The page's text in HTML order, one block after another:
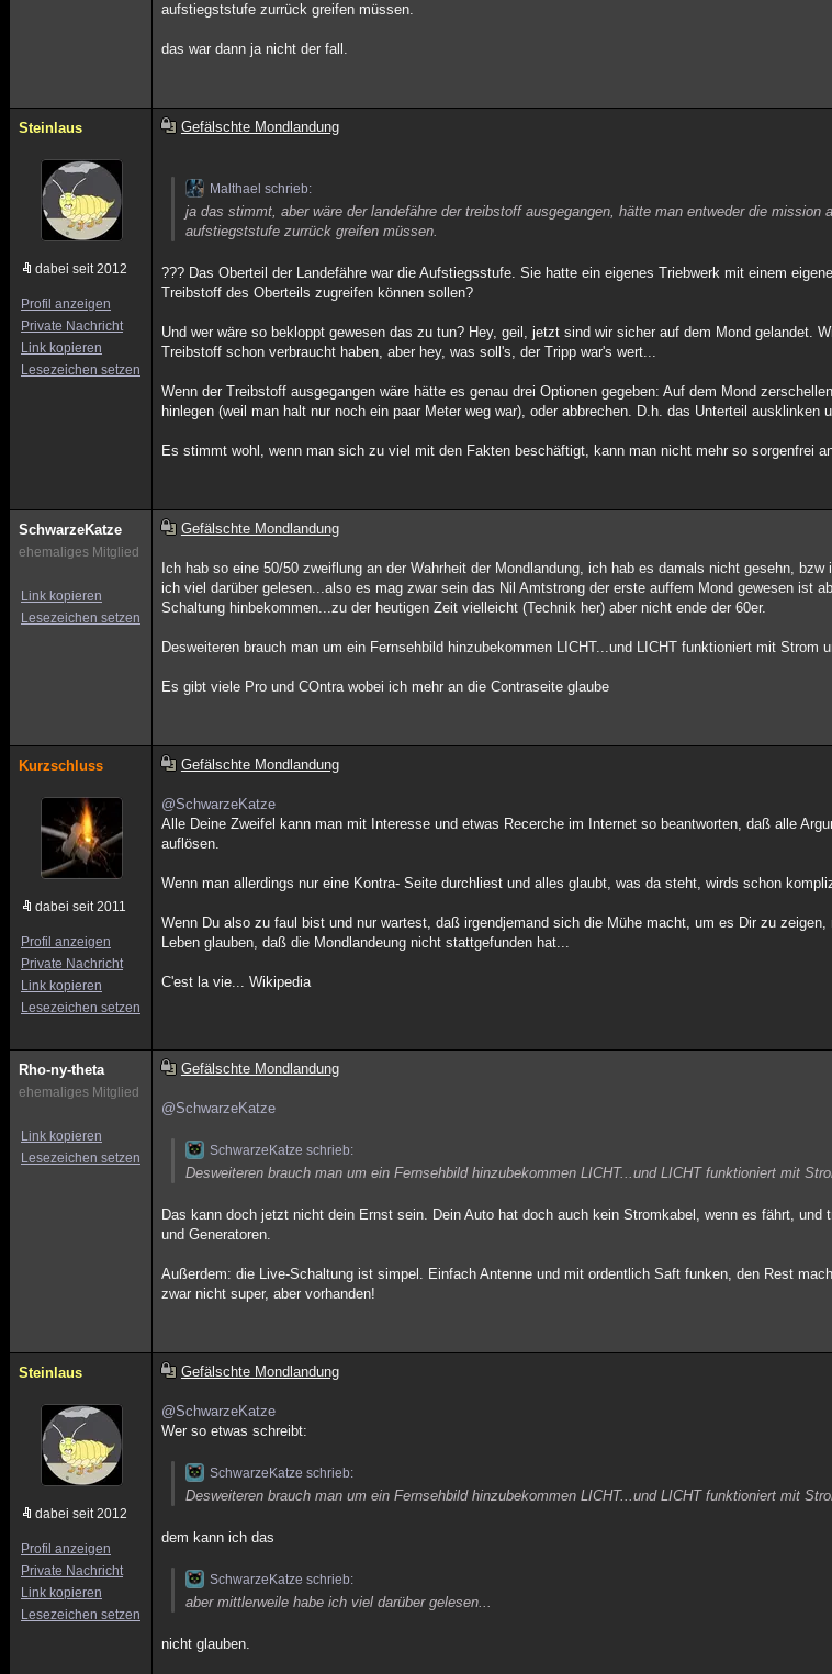
aufstiegststufe zurrück greifen müssen.
das war dann ja nicht der fall.
Steinlaus
dabei seit 2012
Profil anzeigen
Private Nachricht
Link kopieren
Lesezeichen setzen
Gefälschte Mondlandung
Malthael schrieb:
ja das stimmt, aber wäre der landefähre der treibstoff ausgegangen, hätte man entweder die mission
aufstiegststufe zurrück greifen müssen.
??? Das Oberteil der Landefähre war die Aufstiegsstufe. Sie hatte ein eigenes Triebwerk mit einem
Treibstoff des Oberteils zugreifen können sollen?
Und wer wäre so bekloppt gewesen das zu tun? Hey, geil, jetzt sind wir sicher auf dem Mond gelandet.
Treibstoff schon verbraucht haben, aber hey, was soll's, der Tripp war's wert...
Wenn der Treibstoff ausgegangen wäre hätte es genau drei Optionen gegeben: Auf dem Mond
hinlegen (weil man halt nur noch ein paar Meter weg war), oder abbrechen. D.h. das Unterteil ausklinken
Es stimmt wohl, wenn man sich zu viel mit den Fakten beschäftigt, kann man nicht mehr so sorgenfrei
SchwarzeKatze
ehemaliges Mitglied
Link kopieren
Lesezeichen setzen
Gefälschte Mondlandung
Ich hab so eine 50/50 zweiflung an der Wahrheit der Mondlandung, ich hab es damals nicht gesehn,
ich viel darüber gelesen...also es mag zwar sein das Nil Amtstrong der erste auffem Mond gewesen ist
Schaltung hinbekommen...zu der heutigen Zeit vielleicht (Technik her) aber nicht ende der 60er.
Desweiteren brauch man um ein Fernsehbild hinzubekommen LICHT...und LICHT funktioniert mit Strom
Es gibt viele Pro und COntra wobei ich mehr an die Contraseite glaube
Kurzschluss
dabei seit 2011
Profil anzeigen
Private Nachricht
Link kopieren
Lesezeichen setzen
Gefälschte Mondlandung
@SchwarzeKatze
Alle Deine Zweifel kann man mit Interesse und etwas Recerche im Internet so beantworten, daß alle
auflösen.
Wenn man allerdings nur eine Kontra- Seite durchliest und alles glaubt, was da steht, wirds schon
Wenn Du also zu faul bist und nur wartest, daß irgendjemand sich die Mühe macht, um es Dir zu
Leben glauben, daß die Mondlandeung nicht stattgefunden hat...
C'est la vie... Wikipedia
Rho-ny-theta
ehemaliges Mitglied
Link kopieren
Lesezeichen setzen
Gefälschte Mondlandung
@SchwarzeKatze
SchwarzeKatze schrieb:
Desweiteren brauch man um ein Fernsehbild hinzubekommen LICHT...und LICHT funktioniert mit
Das kann doch jetzt nicht dein Ernst sein. Dein Auto hat doch auch kein Stromkabel, wenn es fährt,
und Generatoren.
Außerdem: die Live-Schaltung ist simpel. Einfach Antenne und mit ordentlich Saft funken, den Rest
zwar nicht super, aber vorhanden!
Steinlaus
dabei seit 2012
Profil anzeigen
Private Nachricht
Link kopieren
Lesezeichen setzen
Gefälschte Mondlandung
@SchwarzeKatze
Wer so etwas schreibt:
SchwarzeKatze schrieb:
Desweiteren brauch man um ein Fernsehbild hinzubekommen LICHT...und LICHT funktioniert mit
dem kann ich das
SchwarzeKatze schrieb:
aber mittlerweile habe ich viel darüber gelesen...
nicht glauben.